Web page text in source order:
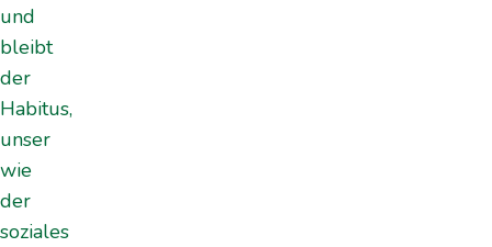
und
bleibt
der
Habitus,
unser
wie
der
soziales